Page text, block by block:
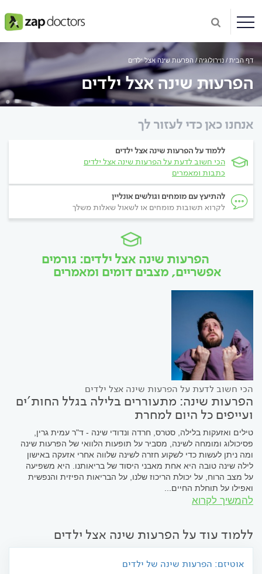
דף הבית נוירולוגיה הפרעות שינה אצל ילדים
הפרעות שינה אצל ילדים
אנחנו כאן כדי לעזור לך
ללמוד על הפרעות שינה אצל ילדים
הכי חשוב לדעת על הפרעות שינה אצל ילדים
כתבות ומאמרים
להתיעץ עם מומחים וגולשים אונליין
לקרוא תשובות מומחים או לשאול שאלות משלך
הפרעות שינה אצל ילדים: גורמים
אפשריים, מצבים דומים ומאמרים
הכי חשוב לדעת על הפרעות שינה אצל ילדים
הפרעות שינה: מתעוררים בלילה בגלל החות'ים
ועייפים כל היום למחרת
טילים ואזעקות בלילה, סטרס, חרדה ונדודי שינה - ד"ר עמית גרין,
פסיכולוג ומומחה לשינה, מסביר על תופעות הלוואי של הפרעות שינה
ומה ניתן לעשות כדי לשקוע חזרה לשינה שלווה אחרי אזעקה באישון
לילה שינה טובה היא אחת מאבני היסוד של בריאותנו. היא משפיעה
על מצב הרוח, על יכולת הריכוז שלנו, על הבריאות הפיזית והנפשית
ואפילו על תוחלת החיים...
להמשיך לקרוא
ללמוד עוד על הפרעות שינה אצל ילדים
אוטיזם: הפרעות שינה של ילדים